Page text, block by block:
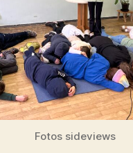
Fotos sideviews